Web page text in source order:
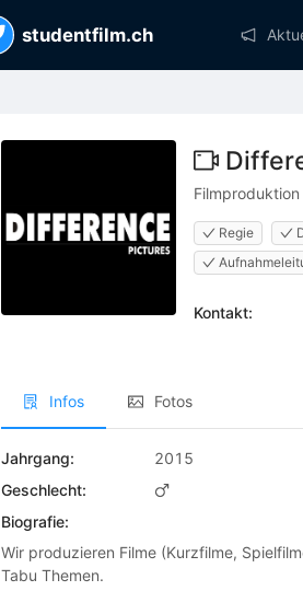
studentfilm.ch
Regie
Kontakt:
Infos Fotos
Jahrgang:
2015
Geschlecht:
Biografie:
Wir produzieren Filme (Kurzfilme,
Tabu Themen.